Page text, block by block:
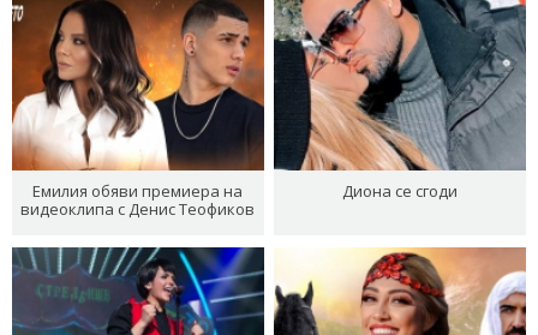
Емилия обяви премиера на
видеоклипа с Денис Теофиков
Диона се сгоди